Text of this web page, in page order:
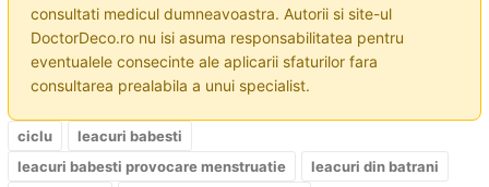
consultati medicul dumneavoastra. Autorii si site-ul
DoctorDeco.ro nu isi asuma responsabilitatea pentru
eventualele consecinte ale aplicarii sfaturilor fara
consultarea prealabila a unui specialist.
ciclu
leacuri babesti
leacuri babesti provocare menstruatie
leacuri din batrani